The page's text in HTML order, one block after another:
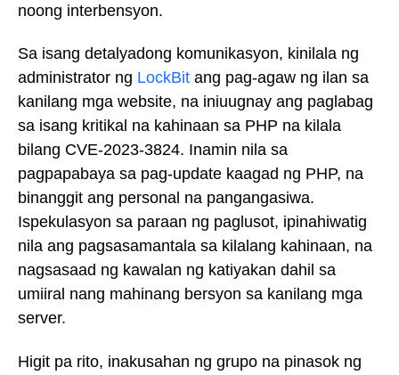
noong interbensyon.
Sa isang detalyadong komunikasyon, kinilala ng
administrator ng LockBit ang pag-agaw ng ilan sa
kanilang mga website, na iniuugnay ang paglabag
sa isang kritikal na kahinaan sa PHP na kilala
bilang CVE-2023-3824. Inamin nila sa
pagpapabaya sa pag-update kaagad ng PHP, na
binanggit ang personal na pangangasiwa.
Ispekulasyon sa paraan ng paglusot, ipinahiwatig
nila ang pagsasamantala sa kilalang kahinaan, na
nagsasaad ng kawalan ng katiyakan dahil sa
umiiral nang mahinang bersyon sa kanilang mga
server.
Higit pa rito, inakusahan ng grupo na pinasok ng